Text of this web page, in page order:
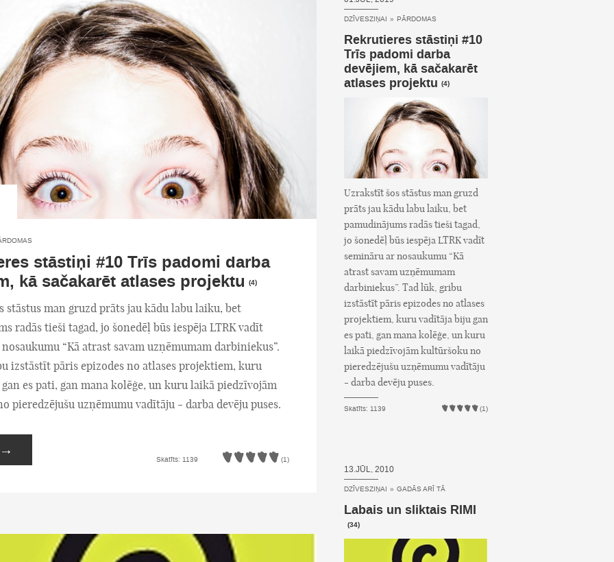
stāstiņi #10 Trīs padomi darba
kā sačakarēt atlases projektu (4)
stāstus man gruzd prāts jau kādu labu laiku, bet
radās tieši tagad, jo šonedēļ būs iespēja LTRK vadīt
“Kā atrast savam uzņēmumam darbiniekus”.
izstāstīt pāris epizodes no atlases projektiem, kuru
es pati, gan mana kolēģe, un kuru laikā piedzīvojām
pieredzējušu uzņēmumu vadītāju - darba devēju puses.
→
Skatīts: 1139 (1)
DZĪVESZIŅAI » PĀRDOMAS
Rekrutieres stāstiņi #10
Trīs padomi darba
devējiem, kā sačakarēt
atlases projektu (4)
Uzrakstīt šos stāstus man gruzd
prāts jau kādu labu laiku, bet
pamudinājums radās tieši tagad,
jo šonedēļ būs iespēja LTRK vadīt
semināru ar nosaukumu “Kā
atrast savam uzņēmumam
darbiniekus”. Tad lūk, gribu
izstāstīt pāris epizodes no atlases
projektiem, kuru vadītāja biju gan
es pati, gan mana kolēģe, un kuru
laikā piedzīvojām kultūršoku no
pieredzējušu uzņēmumu vadītāju
- darba devēju puses.
Skatīts: 1139 (1)
13.JŪL, 2010
DZĪVESZIŅAI » GADĀS ARĪ TĀ
Labais un sliktais RIMI
(34)